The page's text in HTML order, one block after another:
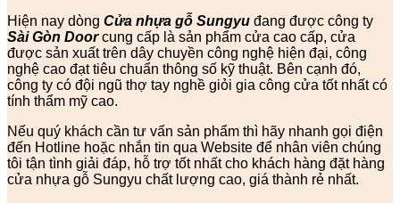
Hiện nay dòng Cửa nhựa gỗ Sungyu đang được công ty
Sài Gòn Doorcung cấp là sản phẩm cửa cao cấp, cửa
được sản xuất trên dây chuyền công nghệ hiện đại, công
nghệ cao đạt tiêu chuẩn thông số kỹ thuật. Bên cạnh đó,
công ty có đội ngũ thợ tay nghề giỏi gia công cửa tốt nhất có
tính thẩm mỹ cao.
Nếu quý khách cần tư vấn sản phẩm thì hãy nhanh gọi điện
đến Hotline hoặc nhắn tin qua Website để nhân viên chúng
tôi tận tình giải đáp, hỗ trợ tốt nhất cho khách hàng đặt hàng
cửa nhựa gỗ Sungyu chất lượng cao, giá thành rẻ nhất.